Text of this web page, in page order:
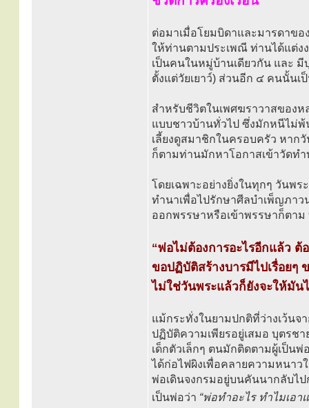
ต่อมาเมื่อโยมบิดาและมารดาข
ให้ท่านตามประเพณี ท่านได้แต่ง
เป็นคนในหมู่บ้านเดียวกัน และ
ตั้งแต่วัยเยาว์) ส่วนอีก ๔ คนนั้น
สำหรับชีวิตในเพศฆราวาสของ
แบบชาวบ้านทั่วไป ซึ่งมักหนีไม่พ้
เลี้ยงดูสมาชิกในครอบครัว หาก
ก็ตามท่านมักหาโอกาสเข้าวัดท
โดยเฉพาะอย่างยิ่งในทุกๆ วันพร
ทำนาเพื่อไปรักษาศีลบำเพ็ญภา
ออกพรรษาหรือเข้าพรรษาก็ตา
“พ่อไม่ต้องการอะไรอีกแล้ว
ขอปฏิบัติสร้างบารมีไปเรื่อยๆ
ไม่ใช่วันพระแล้วก็ยังจะให้มัน
แม้กระทั่งในยามปกติที่ว่างเว้นจ
ปฏิบัติความเพียรอยู่เสมอ บุตรช
เด็กตัวเล็กๆ ตนมักติดตามผู้เป็น
ได้ก่อไฟผิงเพื่อคลายความหนา
พ่อเดินจงกรมอยู่บนคันนากลับไป
เป็นพ่อว่า “พ่อทำอะไร ทำไมเอา